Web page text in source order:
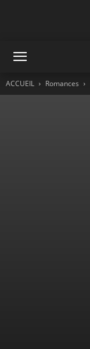
ACCUEIL Romances